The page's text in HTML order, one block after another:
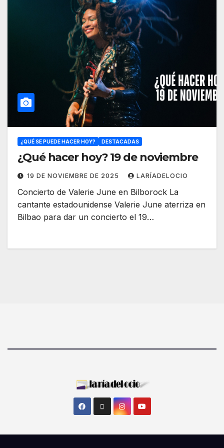
¿QUÉ SE PUEDE HACER HOY? DESTACADAS
¿Qué hacer hoy? 19 de noviembre
19 DE NOVIEMBRE DE 2025 LARÍADELOCIO
Concierto de Valerie June en Bilborock La
cantante estadounidense Valerie June aterriza en
Bilbao para dar un concierto el 19…